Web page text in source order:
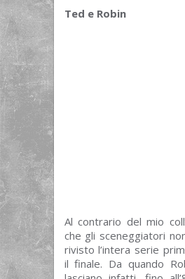
Ted e Robin
Al contrario del mio
che gli sceneggiatori
rivisto l’intera serie
il finale. Da quando